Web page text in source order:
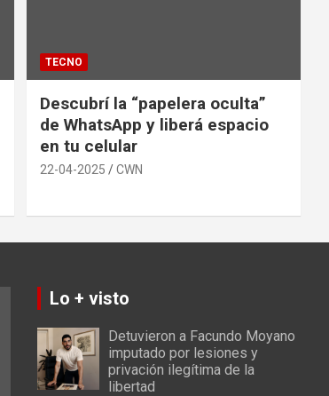
TECNO
Descubrí la “papelera oculta”
de WhatsApp y liberá espacio
en tu celular
22-04-2025 CWN
Lo + visto
Detuvieron a Facundo Moyano
imputado por lesiones y
privación ilegítima de la
libertad